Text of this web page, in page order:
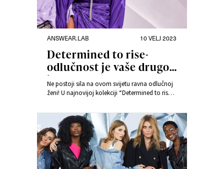
ANSWEAR.LAB 10 VELJ 2023
Determined to rise-
odlučnost je vaše drugo
ime!
Ne postoji sila na ovom svijetu ravna odlučnoj
ženi! U najnovijoj kolekciji “Determined to rise”,
padovima i brojnim problemima ipak ustaju i
idu dalje!